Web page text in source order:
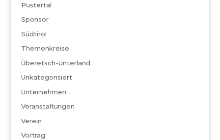
Pustertal
Sponsor
Südtirol
Themenkreise
Überetsch-Unterland
Unkategorisiert
Unternehmen
Veranstaltungen
Verein
Vortrag